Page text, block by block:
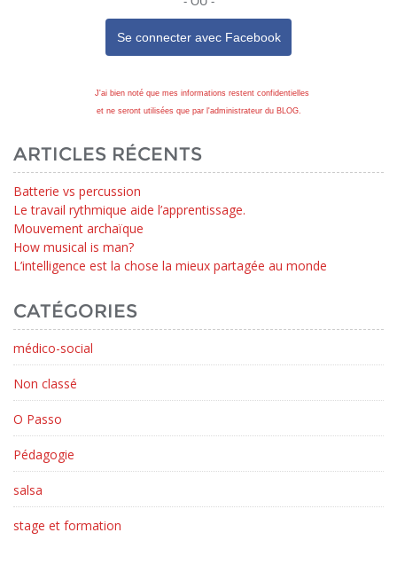
Se connecter avec Facebook
J'ai bien noté que mes informations restent confidentielles
et ne seront utilisées que par l'administrateur du BLOG.
ARTICLES RÉCENTS
Batterie vs percussion
Le travail rythmique aide l’apprentissage.
Mouvement archaïque
How musical is man?
L’intelligence est la chose la mieux partagée au monde
CATÉGORIES
médico-social
Non classé
O Passo
Pédagogie
salsa
stage et formation